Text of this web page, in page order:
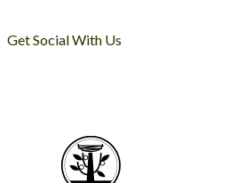
Get Social With Us